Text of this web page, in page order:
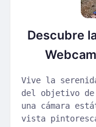
Descubre
Vive la
del objetivo de
una cámara
vista